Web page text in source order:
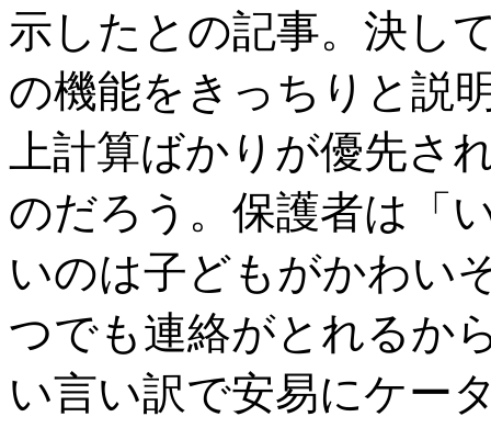
示したとの記事。決し
の機能をきっちりと説
上計算ばかりが優先さ
のだろう。保護者は「
いのは子どもがかわい
つでも連絡がとれるか
い言い訳で安易にケー